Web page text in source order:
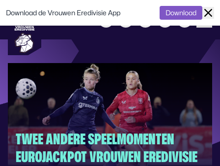
TWEE ANDERE SPEELMOMENTEN
EUROJACKPOT VROUWEN EREDIVISIE
Download de Vrouwen Eredivisie App Download